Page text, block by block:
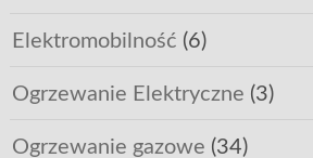
Elektromobilność (6)
Ogrzewanie Elektryczne (3)
Ogrzewanie gazowe (34)